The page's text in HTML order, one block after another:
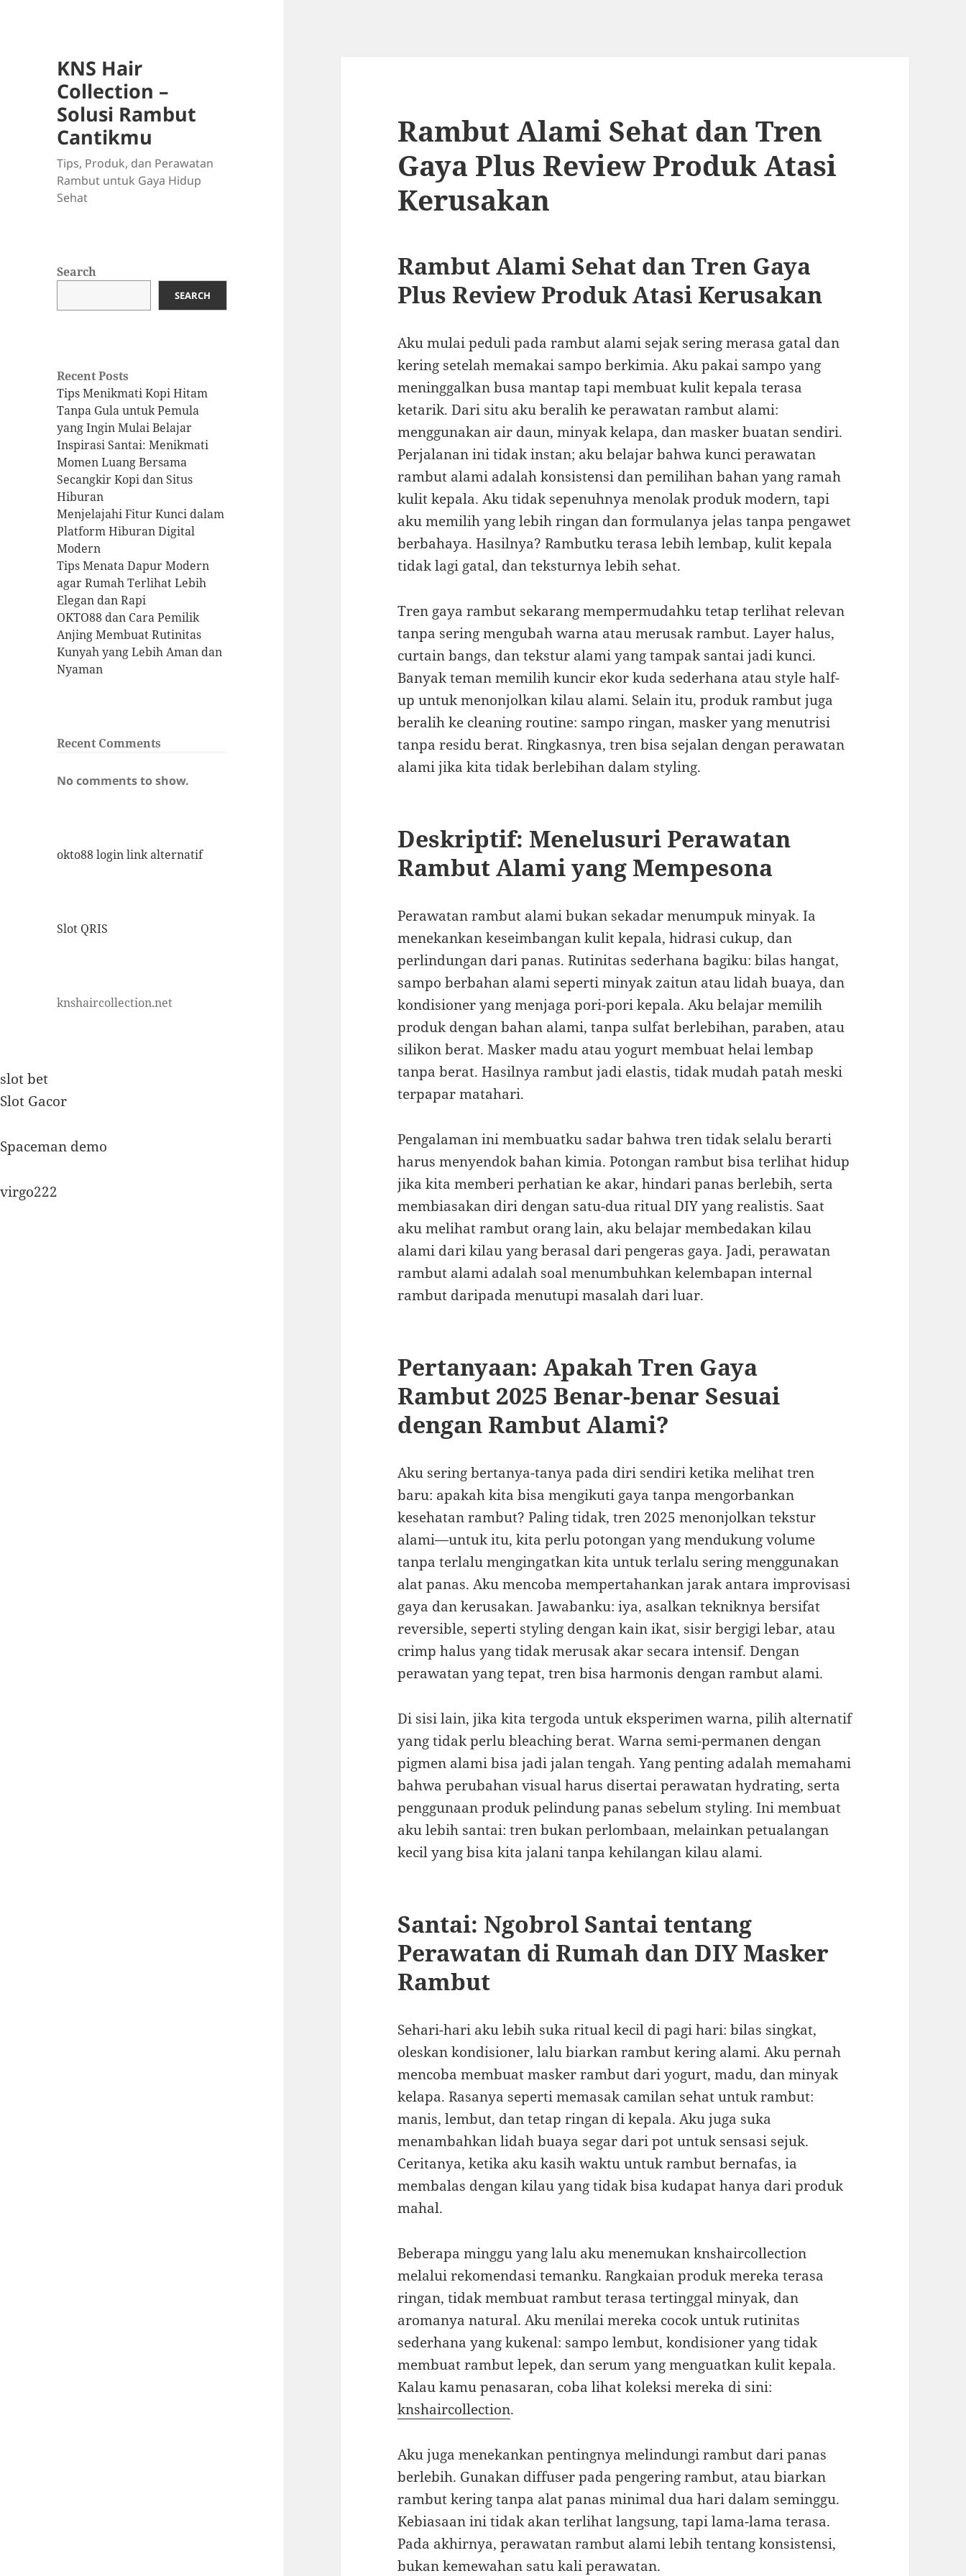
KNS Hair
Collection –
Solusi Rambut
Cantikmu
Tips, Produk, dan Perawatan
Rambut untuk Gaya Hidup
Sehat
Search
SEARCH
Recent Posts
Tips Menikmati Kopi Hitam
Tanpa Gula untuk Pemula
yang Ingin Mulai Belajar
Inspirasi Santai: Menikmati
Momen Luang Bersama
Secangkir Kopi dan Situs
Hiburan
Menjelajahi Fitur Kunci dalam
Platform Hiburan Digital
Modern
Tips Menata Dapur Modern
agar Rumah Terlihat Lebih
Elegan dan Rapi
OKTO88 dan Cara Pemilik
Anjing Membuat Rutinitas
Kunyah yang Lebih Aman dan
Nyaman
Recent Comments
No comments to show.
okto88 login link alternatif
Slot QRIS
knshaircollection.net
slot bet
Slot Gacor
Spaceman demo
virgo222
Rambut Alami Sehat dan Tren
Gaya Plus Review Produk Atasi
Kerusakan
Rambut Alami Sehat dan Tren Gaya
Plus Review Produk Atasi Kerusakan
Aku mulai peduli pada rambut alami sejak sering merasa gatal dan
kering setelah memakai sampo berkimia. Aku pakai sampo yang
meninggalkan busa mantap tapi membuat kulit kepala terasa
ketarik. Dari situ aku beralih ke perawatan rambut alami:
menggunakan air daun, minyak kelapa, dan masker buatan sendiri.
Perjalanan ini tidak instan; aku belajar bahwa kunci perawatan
rambut alami adalah konsistensi dan pemilihan bahan yang ramah
kulit kepala. Aku tidak sepenuhnya menolak produk modern, tapi
aku memilih yang lebih ringan dan formulanya jelas tanpa pengawet
berbahaya. Hasilnya? Rambutku terasa lebih lembap, kulit kepala
tidak lagi gatal, dan teksturnya lebih sehat.
Tren gaya rambut sekarang mempermudahku tetap terlihat relevan
tanpa sering mengubah warna atau merusak rambut. Layer halus,
curtain bangs, dan tekstur alami yang tampak santai jadi kunci.
Banyak teman memilih kuncir ekor kuda sederhana atau style half-
up untuk menonjolkan kilau alami. Selain itu, produk rambut juga
beralih ke cleaning routine: sampo ringan, masker yang menutrisi
tanpa residu berat. Ringkasnya, tren bisa sejalan dengan perawatan
alami jika kita tidak berlebihan dalam styling.
Deskriptif: Menelusuri Perawatan
Rambut Alami yang Mempesona
Perawatan rambut alami bukan sekadar menumpuk minyak. Ia
menekankan keseimbangan kulit kepala, hidrasi cukup, dan
perlindungan dari panas. Rutinitas sederhana bagiku: bilas hangat,
sampo berbahan alami seperti minyak zaitun atau lidah buaya, dan
kondisioner yang menjaga pori-pori kepala. Aku belajar memilih
produk dengan bahan alami, tanpa sulfat berlebihan, paraben, atau
silikon berat. Masker madu atau yogurt membuat helai lembap
tanpa berat. Hasilnya rambut jadi elastis, tidak mudah patah meski
terpapar matahari.
Pengalaman ini membuatku sadar bahwa tren tidak selalu berarti
harus menyendok bahan kimia. Potongan rambut bisa terlihat hidup
jika kita memberi perhatian ke akar, hindari panas berlebih, serta
membiasakan diri dengan satu-dua ritual DIY yang realistis. Saat
aku melihat rambut orang lain, aku belajar membedakan kilau
alami dari kilau yang berasal dari pengeras gaya. Jadi, perawatan
rambut alami adalah soal menumbuhkan kelembapan internal
rambut daripada menutupi masalah dari luar.
Pertanyaan: Apakah Tren Gaya
Rambut 2025 Benar-benar Sesuai
dengan Rambut Alami?
Aku sering bertanya-tanya pada diri sendiri ketika melihat tren
baru: apakah kita bisa mengikuti gaya tanpa mengorbankan
kesehatan rambut? Paling tidak, tren 2025 menonjolkan tekstur
alami—untuk itu, kita perlu potongan yang mendukung volume
tanpa terlalu mengingatkan kita untuk terlalu sering menggunakan
alat panas. Aku mencoba mempertahankan jarak antara improvisasi
gaya dan kerusakan. Jawabanku: iya, asalkan tekniknya bersifat
reversible, seperti styling dengan kain ikat, sisir bergigi lebar, atau
crimp halus yang tidak merusak akar secara intensif. Dengan
perawatan yang tepat, tren bisa harmonis dengan rambut alami.
Di sisi lain, jika kita tergoda untuk eksperimen warna, pilih alternatif
yang tidak perlu bleaching berat. Warna semi-permanen dengan
pigmen alami bisa jadi jalan tengah. Yang penting adalah memahami
bahwa perubahan visual harus disertai perawatan hydrating, serta
penggunaan produk pelindung panas sebelum styling. Ini membuat
aku lebih santai: tren bukan perlombaan, melainkan petualangan
kecil yang bisa kita jalani tanpa kehilangan kilau alami.
Santai: Ngobrol Santai tentang
Perawatan di Rumah dan DIY Masker
Rambut
Sehari-hari aku lebih suka ritual kecil di pagi hari: bilas singkat,
oleskan kondisioner, lalu biarkan rambut kering alami. Aku pernah
mencoba membuat masker rambut dari yogurt, madu, dan minyak
kelapa. Rasanya seperti memasak camilan sehat untuk rambut:
manis, lembut, dan tetap ringan di kepala. Aku juga suka
menambahkan lidah buaya segar dari pot untuk sensasi sejuk.
Ceritanya, ketika aku kasih waktu untuk rambut bernafas, ia
membalas dengan kilau yang tidak bisa kudapat hanya dari produk
mahal.
Beberapa minggu yang lalu aku menemukan knshaircollection
melalui rekomendasi temanku. Rangkaian produk mereka terasa
ringan, tidak membuat rambut terasa tertinggal minyak, dan
aromanya natural. Aku menilai mereka cocok untuk rutinitas
sederhana yang kukenal: sampo lembut, kondisioner yang tidak
membuat rambut lepek, dan serum yang menguatkan kulit kepala.
Kalau kamu penasaran, coba lihat koleksi mereka di sini:
knshaircollection.
Aku juga menekankan pentingnya melindungi rambut dari panas
berlebih. Gunakan diffuser pada pengering rambut, atau biarkan
rambut kering tanpa alat panas minimal dua hari dalam seminggu.
Kebiasaan ini tidak akan terlihat langsung, tapi lama-lama terasa.
Pada akhirnya, perawatan rambut alami lebih tentang konsistensi,
bukan kemewahan satu kali perawatan.